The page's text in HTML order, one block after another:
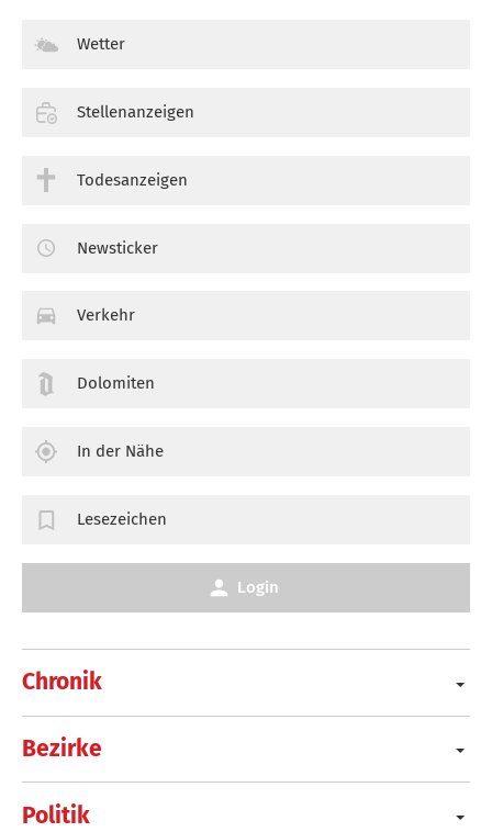
Chronik
Bezirke
Politik
Wetter
Stellenanzeigen
Todesanzeigen
Newsticker
Verkehr
Dolomiten
In der Nähe
Lesezeichen
Login